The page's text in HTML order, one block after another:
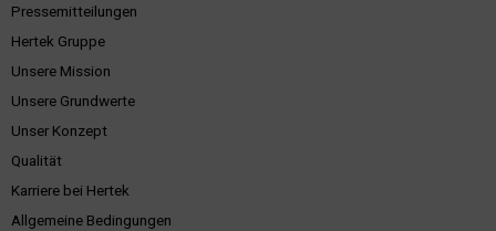
Pressemitteilungen
Hertek Gruppe
Unsere Mission
Unsere Grundwerte
Unser Konzept
Qualität
Karriere bei Hertek
Allgemeine Bedingungen